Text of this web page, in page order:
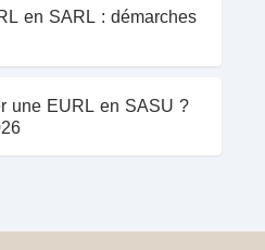
en SARL : démarches
une EURL en SASU ?